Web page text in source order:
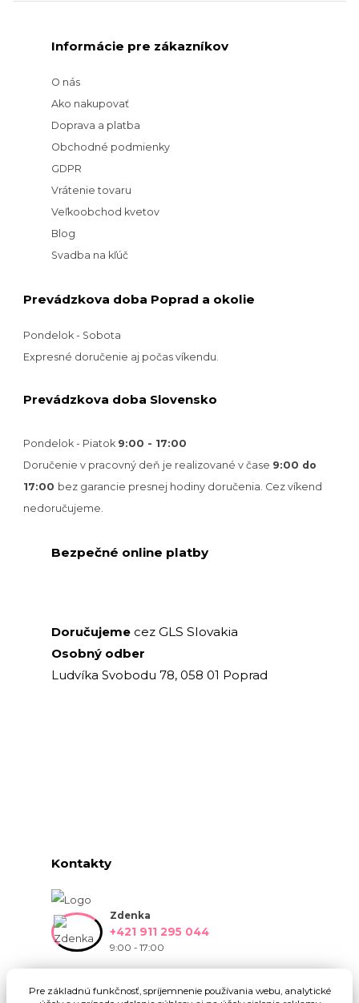
Informácie pre zákazníkov
O nás
Ako nakupovať
Doprava a platba
Obchodné podmienky
GDPR
Vrátenie tovaru
Veľkoobchod kvetov
Blog
Svadba na kľúč
Prevádzkova doba Poprad a okolie
Pondelok - Sobota
Expresné doručenie aj počas víkendu.
Prevádzkova doba Slovensko
Pondelok - Piatok 9:00 - 17:00
Doručenie v pracovný deň je realizované v čase 9:00 do
17:00 bez garancie presnej hodiny doručenia. Cez víkend
nedoručujeme.
Bezpečné online platby
Doručujeme cez GLS Slovakia
Osobný odber
Ludvíka Svobodu 78, 058 01 Poprad
Kontakty
Zdenka
+421 911 295 044
9:00 - 17:00
Pre základnú funkčnosť, spríjemnenie používania webu, analytické